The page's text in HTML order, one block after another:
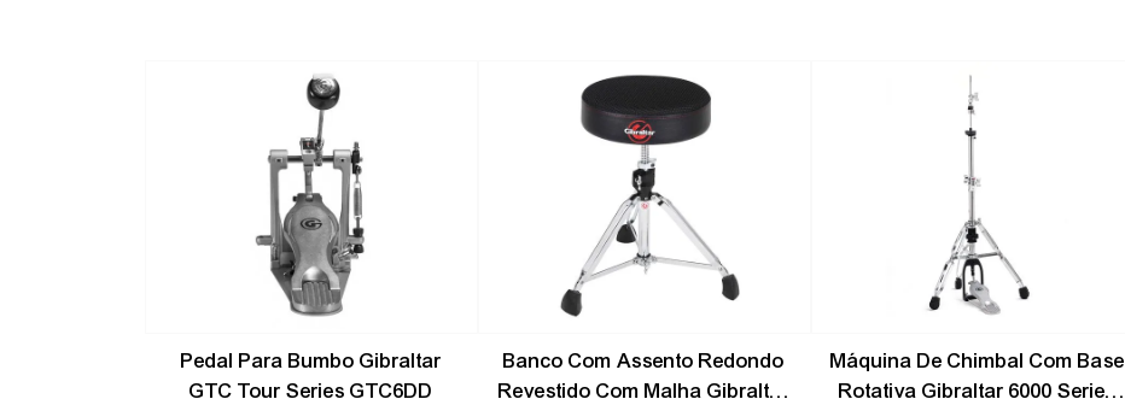
Pedal Para Bumbo Gibraltar
GTC Tour Series GTC6DD
Banco Com Assento Redondo
Revestido Com Malha Gibraltar
Máquina De Chimbal Com Base
Rotativa Gibraltar 6000 Series